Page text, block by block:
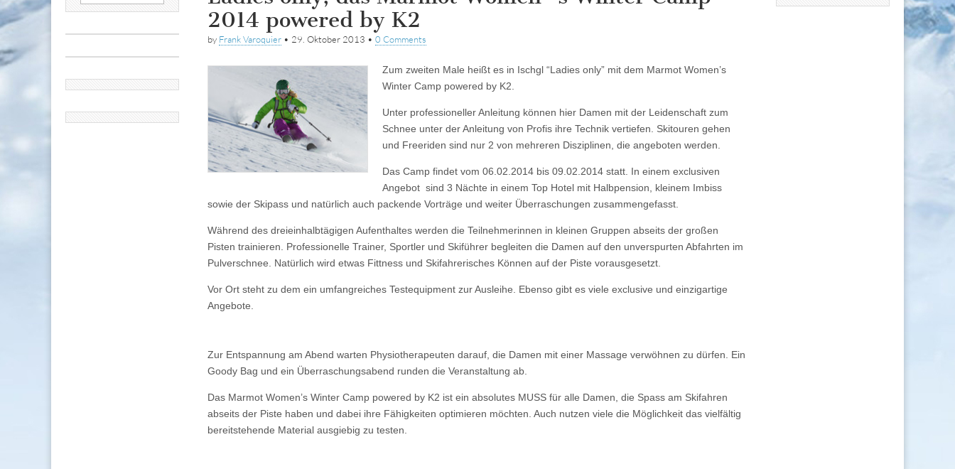
2014 powered by K2
by Frank Varoquier• 29. Oktober 2013 • 0 Comments
Zum zweiten Male heißt es in Ischgl “Ladies only” mit dem Marmot Women’s
Winter Camp powered by K2.
Unter professioneller Anleitung können hier Damen mit der Leidenschaft zum
Schnee unter der Anleitung von Profis ihre Technik vertiefen. Skitouren gehen
und Freeriden sind nur 2 von mehreren Disziplinen, die angeboten werden.
Das Camp findet vom 06.02.2014 bis 09.02.2014 statt. In einem exclusiven
Angebot sind 3 Nächte in einem Top Hotel mit Halbpension, kleinem Imbiss
sowie der Skipass und natürlich auch packende Vorträge und weiter Überraschungen zusammengefasst.
Während des dreieinhalbtägigen Aufenthaltes werden die Teilnehmerinnen in kleinen Gruppen abseits der großen
Pisten trainieren. Professionelle Trainer, Sportler und Skiführer begleiten die Damen auf den unverspurten Abfahrten im
Pulverschnee. Natürlich wird etwas Fittness und Skifahrerisches Können auf der Piste vorausgesetzt.
Vor Ort steht zu dem ein umfangreiches Testequipment zur Ausleihe. Ebenso gibt es viele exclusive und einzigartige
Angebote.
Zur Entspannung am Abend warten Physiotherapeuten darauf, die Damen mit einer Massage verwöhnen zu dürfen. Ein
Goody Bag und ein Überraschungsabend runden die Veranstaltung ab.
Das Marmot Women’s Winter Camp powered by K2 ist ein absolutes MUSS für alle Damen, die Spass am Skifahren
abseits der Piste haben und dabei ihre Fähigkeiten optimieren möchten. Auch nutzen viele die Möglichkeit das vielfältig
bereitstehende Material ausgiebig zu testen.
nach: